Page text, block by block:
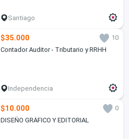
Santiago
$35.000
10
Contador Auditor - Tributario y RRHH
Independencia
$10.000
0
DISEÑO GRÁFICO Y EDITORIAL